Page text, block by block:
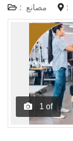
: مصانع :
1 of